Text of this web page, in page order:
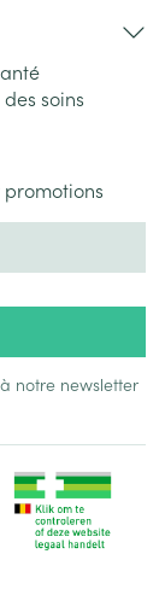
soins
notre newsletter